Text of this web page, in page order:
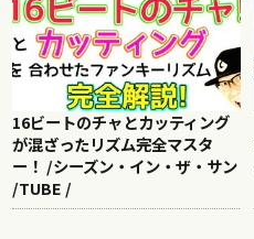
16ビートのチャとカッティング
が混ざったリズム完全マスタ
ー！ /シーズン・イン・ザ・サン
/TUBE /